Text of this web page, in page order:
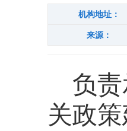
机构地址：
来源：
负
关政策